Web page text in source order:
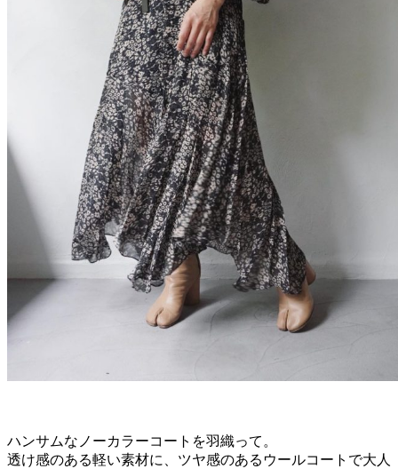
ハンサムなノーカラーコートを羽織って。
透け感のある軽い素材に、ツヤ感のあるウールコートで大人